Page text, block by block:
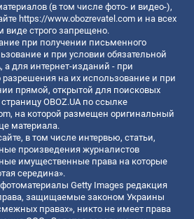
(в том числе фото- и видео-),
https://www.obozrevatel.com и на всех
строго запрещено.
при получении письменного
и при условии обязательной
а для интернет-изданий - при
на их использование и при
прямой, открытой для поисковых
OBOZ.UA по ссылке
, на которой размещен оригинальный
материала.
в том числе интервью, статьи,
произведения журналистов
имущественные права на которые
середина».
Getty Images редакция
защищаемые законом Украины
правах», никто не имеет права